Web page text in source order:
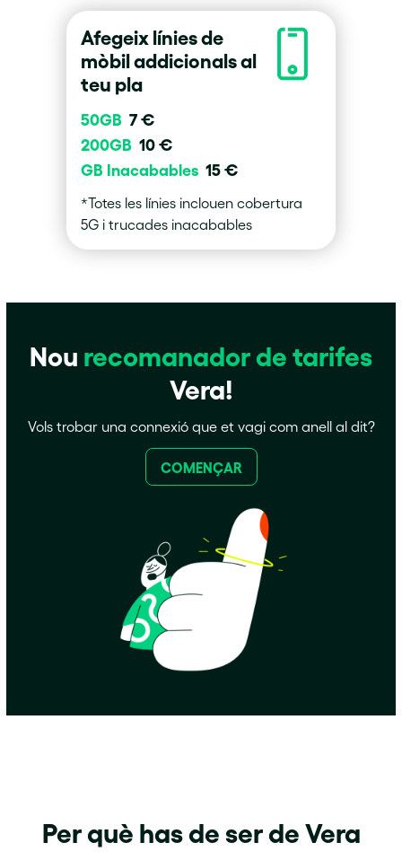
Afegeix línies de
mòbil addicionals al
teu pla
50GB 7 €
200GB 10 €
GB Inacabables 15 €
*Totes les línies inclouen cobertura
5G i trucades inacabables
Nou recomanadorde tarifes
Vera!
Vols trobar una connexió que et vagi com anell al dit?
COMENÇAR
Per què has de ser de Vera